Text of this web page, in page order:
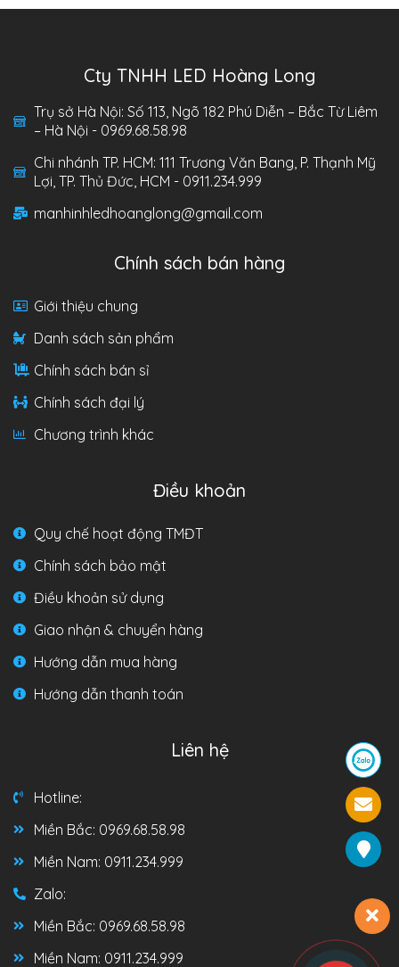
Cty TNHH LED Hoàng Long
Trụ sở Hà Nội: Số 113, Ngõ 182 Phú Diễn – Bắc Từ Liêm
– Hà Nội - 0969.68.58.98
Chi nhánh TP. HCM: 111 Trương Văn Bang, P. Thạnh Mỹ
Lợi, TP. Thủ Đức, HCM - 0911.234.999
manhinhledhoanglong@gmail.com
Chính sách bán hàng
Giới thiệu chung
Danh sách sản phẩm
Chính sách bán sỉ
Chính sách đại lý
Chương trình khác
Điều khoản
Quy chế hoạt động TMĐT
Chính sách bảo mật
Điều khoản sử dụng
Giao nhận & chuyển hàng
Hướng dẫn mua hàng
Hướng dẫn thanh toán
Liên hệ
Hotline:
Miền Bắc: 0969.68.58.98
Miền Nam: 0911.234.999
Zalo:
Miền Bắc: 0969.68.58.98
Miền Nam: 0911.234.999